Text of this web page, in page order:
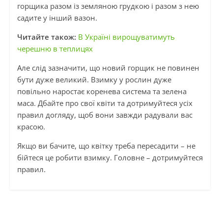
горщика разом із земляною грудкою і разом з нею
садите у інший вазон.
Читайте також: В Україні вирощуватимуть
черешню в теплицях
Але слід зазначити, що новий горщик не повинен
бути дуже великий. Взимку у рослин дуже
повільно наростає коренева система та зелена
маса. Дбайте про свої квіти та дотримуйтеся усіх
правил догляду, щоб вони завжди радували вас
красою.
Якщо ви бачите, що квітку треба пересадити – не
бійтеся це робити взимку. Головне – дотримуйтеся
правил.